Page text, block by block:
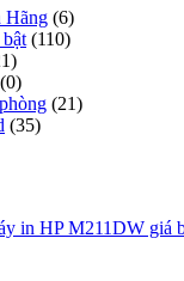
Hãng (6)
(110)
(0)
(21)
(35)
in HP M211DW giá